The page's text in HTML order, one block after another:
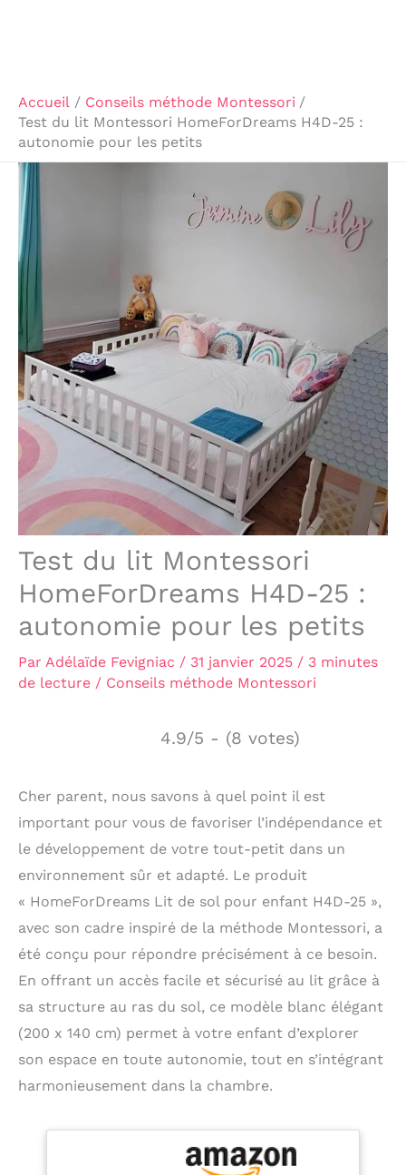
Accueil
Conseils méthode Montessori
Test du lit Montessori HomeForDreams H4D-25 :
autonomie pour les petits
Test du lit Montessori
HomeForDreams H4D-25 :
autonomie pour les petits
Par Adélaïde Fevigniac / 31 janvier 2025 / 3 minutes
de lecture / Conseils méthode Montessori
4.9/5 - (8 votes)
Cher parent, nous savons à quel point il est
important pour vous de favoriser l’indépendance et
le développement de votre tout-petit dans un
environnement sûr et adapté. Le produit
« HomeForDreams Lit de sol pour enfant H4D-25 »,
avec son cadre inspiré de la méthode Montessori, a
été conçu pour répondre précisément à ce besoin.
En offrant un accès facile et sécurisé au lit grâce à
sa structure au ras du sol, ce modèle blanc élégant
(200 x 140 cm) permet à votre enfant d’explorer
son espace en toute autonomie, tout en s’intégrant
harmonieusement dans la chambre.